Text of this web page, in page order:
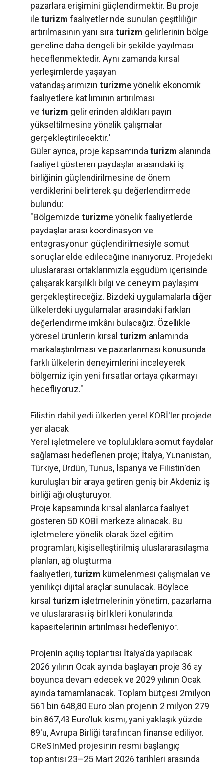
pazarlara erişimini güçlendirmektir. Bu proje
ile turizm faaliyetlerinde sunulan çeşitliliğin
artırılmasının yanı sıraturizm gelirlerinin bölge
geneline daha dengeli bir şekilde yayılması
hedeflenmektedir. Aynı zamanda kırsal
yerleşimlerde yaşayan
vatandaşlarımızın turizme yönelik ekonomik
faaliyetlere katılımının artırılması
ve turizm gelirlerinden aldıkları payın
yükseltilmesine yönelik çalışmalar
gerçekleştirilecektir."
Güler ayrıca, proje kapsamındaturizm alanında
faaliyet gösteren paydaşlar arasındaki iş
birliğinin güçlendirilmesine de önem
verdiklerini belirterek şu değerlendirmede
bulundu:
"Bölgemizde turizme yönelik faaliyetlerde
paydaşlar arası koordinasyon ve
entegrasyonun güçlendirilmesiyle somut
sonuçlar elde edileceğine inanıyoruz. Projedeki
uluslararası ortaklarımızla eşgüdüm içerisinde
çalışarak karşılıklı bilgi ve deneyim paylaşımı
gerçekleştireceğiz. Bizdeki uygulamalarla diğer
ülkelerdeki uygulamalar arasındaki farkları
değerlendirme imkânı bulacağız. Özellikle
yöresel ürünlerin kırsal turizm anlamında
markalaştırılması ve pazarlanması konusunda
farklı ülkelerin deneyimlerini inceleyerek
bölgemiz için yeni fırsatlar ortaya çıkarmayı
hedefliyoruz."
Filistin dahil yedi ülkeden yerel KOBİ'ler projede
yer alacak
Yerel işletmelere ve topluluklara somut faydalar
sağlaması hedeflenen proje; İtalya, Yunanistan,
Türkiye, Ürdün, Tunus, İspanya ve Filistin'den
kuruluşları bir araya getiren geniş bir Akdeniz iş
birliği ağı oluşturuyor.
Proje kapsamında kırsal alanlarda faaliyet
gösteren 50 KOBİ merkeze alınacak. Bu
işletmelere yönelik olarak özel eğitim
programları, kişiselleştirilmiş uluslararasılaşma
planları, ağ oluşturma
faaliyetleri,turizm kümelenmesi çalışmaları ve
yenilikçi dijital araçlar sunulacak. Böylece
kırsal turizm işletmelerinin yönetim, pazarlama
ve uluslararası iş birlikleri konularında
kapasitelerinin artırılması hedefleniyor.
Projenin açılış toplantısı İtalya'da yapılacak
2026 yılının Ocak ayında başlayan proje 36 ay
boyunca devam edecek ve 2029 yılının Ocak
ayında tamamlanacak. Toplam bütçesi 2milyon
561 bin 648,80 Euro olan projenin 2 milyon 279
bin 867,43 Euro'luk kısmı, yani yaklaşık yüzde
89'u, Avrupa Birliği tarafından finanse ediliyor.
CReSInMed projesinin resmi başlangıç
toplantısı 23–25 Mart 2026 tarihleri arasında